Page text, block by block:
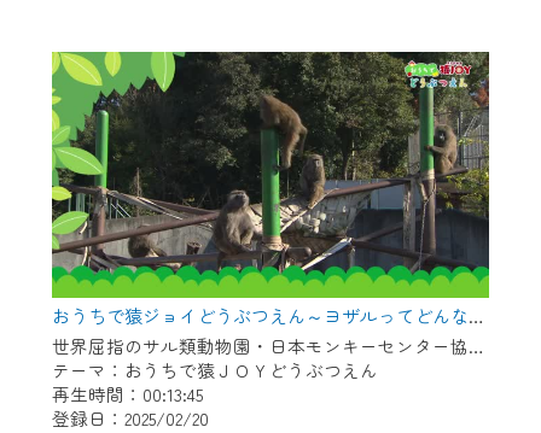
おうちで猿ジョイどうぶつえん～ヨザルってどんなサル？～（2025年1月16日初回放送）
世界屈指のサル類動物園・日本モンキーセンター協力の親子で学べる動物番組。
テーマ：おうちで猿ＪＯＹどうぶつえん
再生時間：00:13:45
登録日：2025/02/20
テナンス中」になり、ご利用いただけませ
ん。
ご不便をおかけいたしますが、ご了承の程
よろしくお願いいたします。